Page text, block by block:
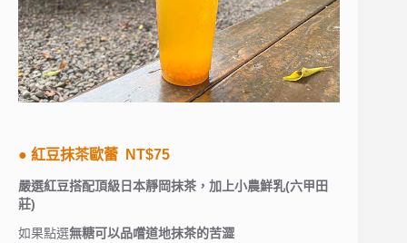
● 紅豆抹茶歐蕾 NT$75
嚴選紅豆搭配頂級日本靜岡抹茶，加上小農鮮乳(六甲田
莊)
如果點選無糖可以品嚐道地抹茶的苦澀